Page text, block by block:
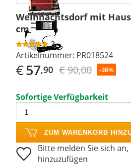
Weihnachtsdorf mit
cm
3
Artikelnummer: PR018524
€57,90 € 90,00 -36%
Sofortige Verfügbarkeit
ZUM WARENKORB
Bitte melden Sie sich
hinzuzufügen